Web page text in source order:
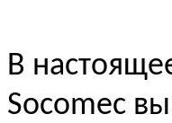
В
Socomec